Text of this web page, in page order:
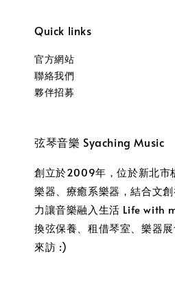
Quick links
官方網站
聯絡我們
夥伴招募
弦琴音樂 Syaching Music
創立於2009年，位於新北市
樂器、療癒系樂器，結合文
力讓音樂融入生活 Life with
換弦保養、租借琴室、樂器
來訪 :)